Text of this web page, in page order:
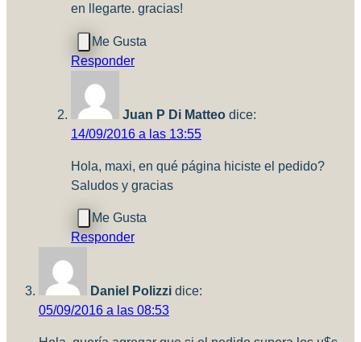
en llegarte. gracias!
Responder
Juan P Di Matteo dice:
14/09/2016 a las 13:55
Hola, maxi, en qué página hiciste el pedido?
Saludos y gracias
Responder
Daniel Polizzi dice:
05/09/2016 a las 08:53